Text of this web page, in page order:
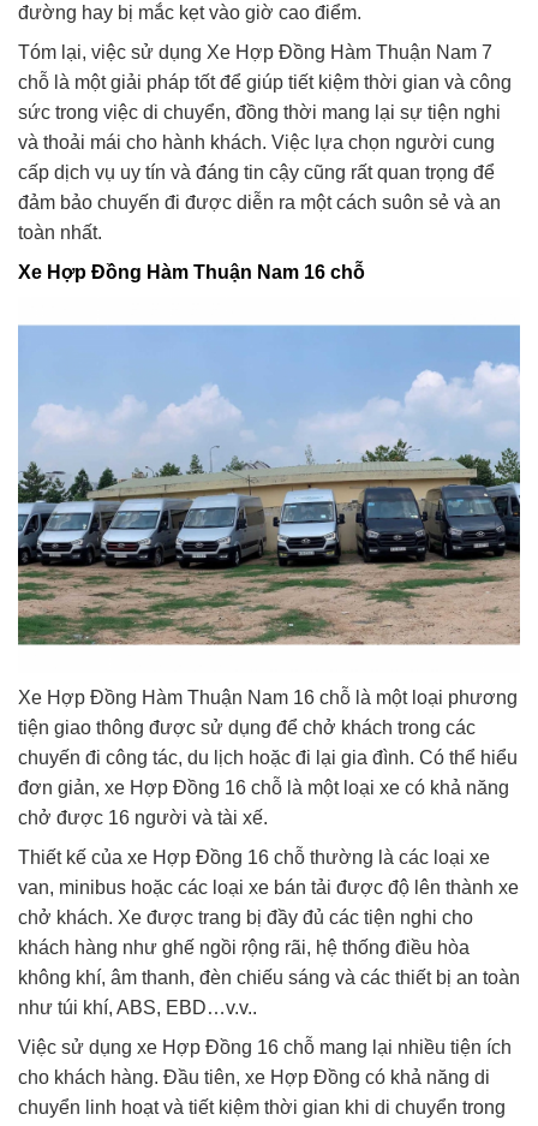
đường hay bị mắc kẹt vào giờ cao điểm.
Tóm lại, việc sử dụng Xe Hợp Đồng Hàm Thuận Nam 7
chỗ là một giải pháp tốt để giúp tiết kiệm thời gian và công
sức trong việc di chuyển, đồng thời mang lại sự tiện nghi
và thoải mái cho hành khách. Việc lựa chọn người cung
cấp dịch vụ uy tín và đáng tin cậy cũng rất quan trọng để
đảm bảo chuyến đi được diễn ra một cách suôn sẻ và an
toàn nhất.
Xe Hợp Đồng Hàm Thuận Nam 16 chỗ
Xe Hợp Đồng Hàm Thuận Nam 16 chỗ là một loại phương
tiện giao thông được sử dụng để chở khách trong các
chuyến đi công tác, du lịch hoặc đi lại gia đình. Có thể hiểu
đơn giản, xe Hợp Đồng 16 chỗ là một loại xe có khả năng
chở được 16 người và tài xế.
Thiết kế của xe Hợp Đồng 16 chỗ thường là các loại xe
van, minibus hoặc các loại xe bán tải được độ lên thành xe
chở khách. Xe được trang bị đầy đủ các tiện nghi cho
khách hàng như ghế ngồi rộng rãi, hệ thống điều hòa
không khí, âm thanh, đèn chiếu sáng và các thiết bị an toàn
như túi khí, ABS, EBD…v.v..
Việc sử dụng xe Hợp Đồng 16 chỗ mang lại nhiều tiện ích
cho khách hàng. Đầu tiên, xe Hợp Đồng có khả năng di
chuyển linh hoạt và tiết kiệm thời gian khi di chuyển trong